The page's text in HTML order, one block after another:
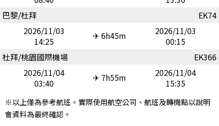
巴黎/杜拜
EK74
2026/11/03
14:25
✈ 6h45m
2026/11/03
00:15
杜拜/桃園國際機場
EK366
2026/11/04
03:40
✈ 7h55m
2026/11/04
15:35
※以上僅為參考航班。實際使用航空公司、航班及轉機點以說明
會資料為最終確認。